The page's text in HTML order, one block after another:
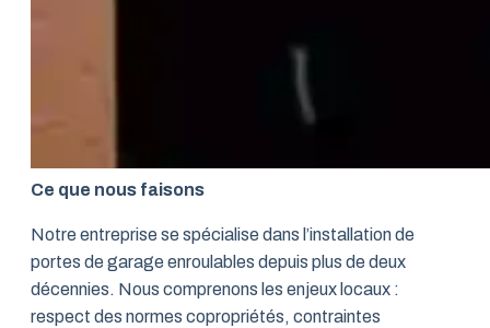
Ce que nous faisons
Notre entreprise se spécialise dans l’installation de
portes de garage enroulables depuis plus de deux
décennies. Nous comprenons les enjeux locaux :
respect des normes copropriétés, contraintes